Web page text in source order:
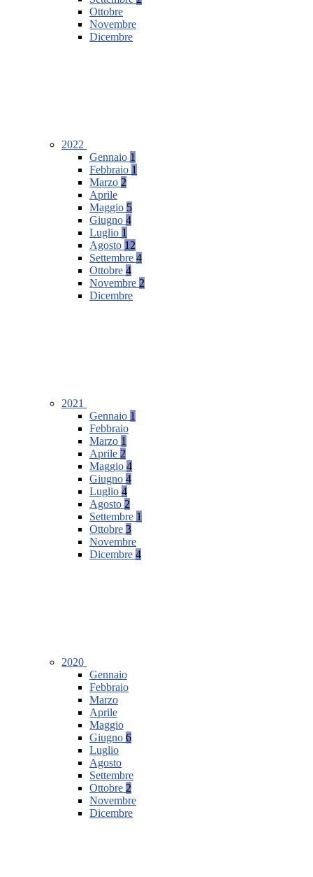
Ottobre
Novembre
Dicembre
2022
Gennaio 1
Febbraio 1
Marzo 2
Aprile
Maggio 5
Giugno 4
Luglio 1
Agosto 12
Settembre 4
Ottobre 4
Novembre 2
Dicembre
2021
Gennaio 1
Febbraio
Marzo 1
Aprile 2
Maggio 4
Giugno 4
Luglio 4
Agosto 2
Settembre 1
Ottobre 3
Novembre
Dicembre 4
2020
Gennaio
Febbraio
Marzo
Aprile
Maggio
Giugno 6
Luglio
Agosto
Settembre
Ottobre 2
Novembre
Dicembre